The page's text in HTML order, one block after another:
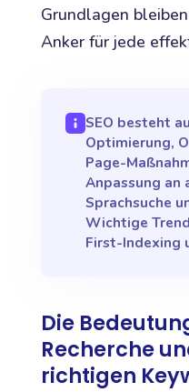
Grundlagen
Anker für jede
SEO besteht
Optimierung,
Page-
Anpassung an
Sprachsuche
Wichtige
First-Indexing
Die
Recherche
richtigen